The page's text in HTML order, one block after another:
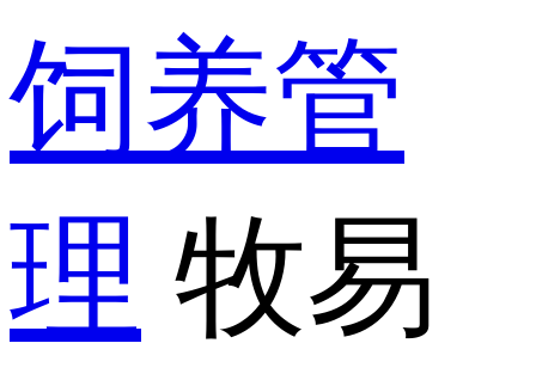
饲养管
理 牧易